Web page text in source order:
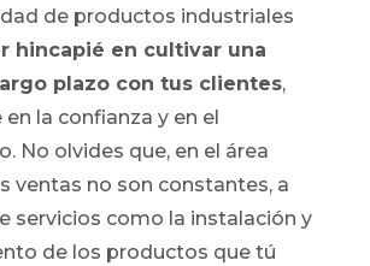
de productos industriales
hincapié en cultivar una
plazo con tus clientes,
la confianza y en el
No olvides que, en el área
ventas no son constantes, a
servicios como la instalación y
de los productos que tú